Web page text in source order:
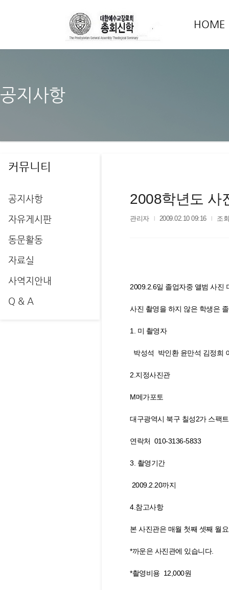
HOME
공지사항
커뮤니티
공지사항
자유게시판
동문활동
자료실
사역지안내
Q & A
2008학년도 사
관리자 2009.02.10 09:16 조
2009.2.6일 졸업자중 앨범 사진
사진 촬영을 하지 않은 학생은
1. 미 촬영자
박성석 박인환 윤만석 김정희
2.지정사진관
M메가포토
대구광역시 북구 칠성2가 스팩
연락처 010-3136-5833
3. 촬영기간
2009.2.20까지
4.참고사항
본 사진관은 매월 첫째 셋째 월
*까운은 사진관에 있습니다.
*촬영비용 12,000원